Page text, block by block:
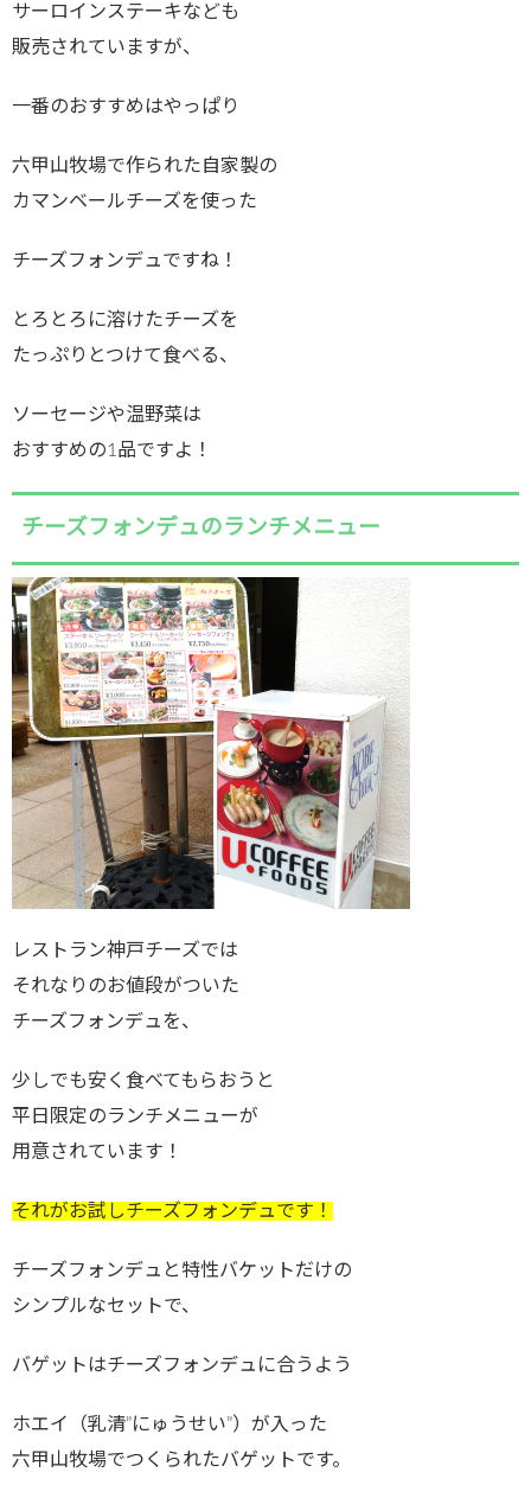
サーロインステーキなども
販売されていますが、
一番のおすすめはやっぱり
六甲山牧場で作られた自家製の
カマンベールチーズを使った
チーズフォンデュですね！
とろとろに溶けたチーズを
たっぷりとつけて食べる、
ソーセージや温野菜は
おすすめの1品ですよ！
チーズフォンデュのランチメニュー
レストラン神戸チーズでは
それなりのお値段がついた
チーズフォンデュを、
少しでも安く食べてもらおうと
平日限定のランチメニューが
用意されています！
それがお試しチーズフォンデュです！
チーズフォンデュと特性バケットだけの
シンプルなセットで、
バゲットはチーズフォンデュに合うよう
ホエイ（乳清”にゅうせい”）が入った
六甲山牧場でつくられたバゲットです。